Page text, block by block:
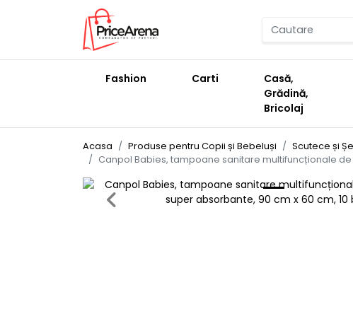
Fashion Carti
Casă,
Grădină,
Bricolaj
Acasa Produse pentru Copii și Bebeluși Scutece și
Canpol Babies, tampoane sanitare multifuncționale
Previous